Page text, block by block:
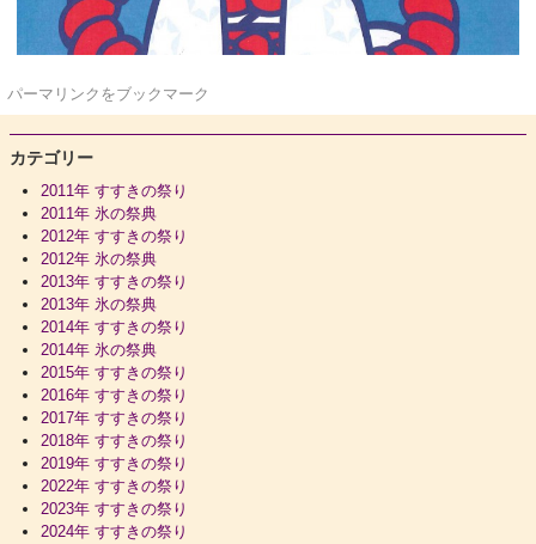
パーマリンク をブックマーク
カテゴリー
2011年 すすきの祭り
2011年 氷の祭典
2012年 すすきの祭り
2012年 氷の祭典
2013年 すすきの祭り
2013年 氷の祭典
2014年 すすきの祭り
2014年 氷の祭典
2015年 すすきの祭り
2016年 すすきの祭り
2017年 すすきの祭り
2018年 すすきの祭り
2019年 すすきの祭り
2022年 すすきの祭り
2023年 すすきの祭り
2024年 すすきの祭り